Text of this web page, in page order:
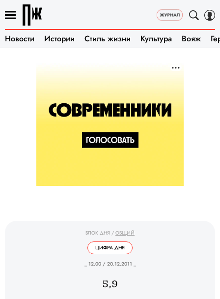
Новости Истории Стиль жизни Культура Вояж
БЛОК ДНЯ / ОБЩИЙ
ЦИФРА ДНЯ
_ 12.00 / 20.12.2011 _
5,9